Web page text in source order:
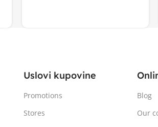
Uslovi kupovine
Promotions
Stores
Blog
Our